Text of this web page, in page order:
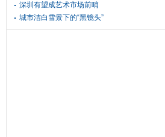
深圳有望成艺术市场前哨
城市洁白雪景下的“黑镜头”